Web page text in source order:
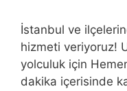
İstanbul ve
hizmeti veriyoruz!
yolculuk için
dakika içerisinde